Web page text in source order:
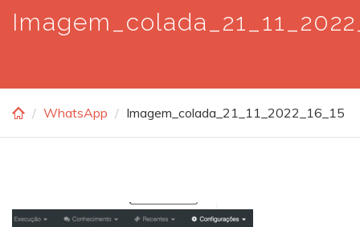
WhatsApp Imagem_colada_21_11_2022_16_15